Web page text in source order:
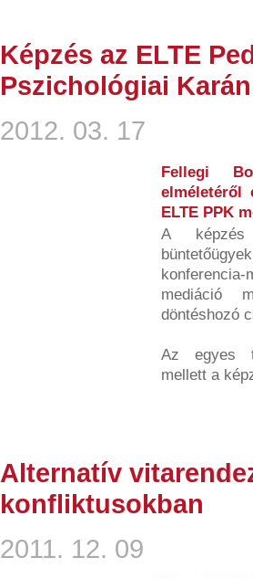
Képzés az ELTE
Pszichológiai Karán
2012. 03. 17
Fellegi
elméletéről
ELTE PPK
A
mediáció
döntéshozó
Az egyes
mellett a
Alternatív
konfliktusokban
2011. 12. 09